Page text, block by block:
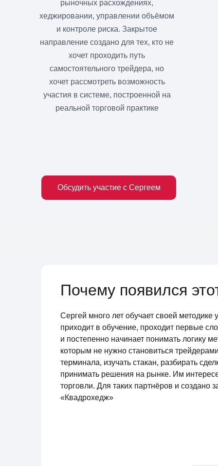
рыночных расхождениях,
хеджировании, управлении объёмом
и контроле риска. Закрытое
направление создано для тех, кто не
хочет проходить путь
самостоятельного трейдера, но
хочет рассмотреть возможность
участия в системе, построенной на
реальной торговой практике
Обсудить участие с Сергеем
Почему появился
Сергей много лет обучает своей методике
приходит в обучение, проходит первые
и постепенно начинает понимать логику
которым не нужно становиться
терминала, изучать стакан, разбирать
принимать решения на рынке. Им
торговли. Для таких партнёров и создано
«Квадрохедж»